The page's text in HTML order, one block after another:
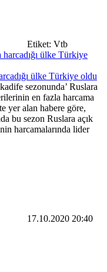
Etiket: Vtb
ülke Türkiye oldu
sezonunda’ Ruslara
en fazla harcama
yer alan habere göre,
bu sezon Ruslara açık
harcamalarında lider
17.10.2020 20:40